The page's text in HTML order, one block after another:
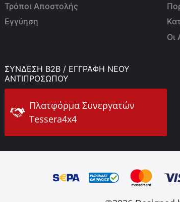
Τρόποι Αποστολής
Εγγύηση
Οι
ΣΥΝΔΕΣΗ B2B / ΕΓΓΡΑΦΗ ΝΕΟΥ
ΑΝΤΙΠΡΟΣΩΠΟΥ
Πλατφόρμα Συνεργατών
Tessera4x4